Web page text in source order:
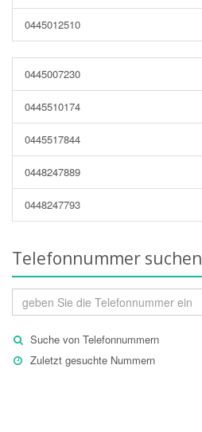
0445012510
0445007230
0445510174
0445517844
0448247889
0448247793
Telefonnummer suchen
Suche von Telefonnummern
Zuletzt gesuchte Nummern